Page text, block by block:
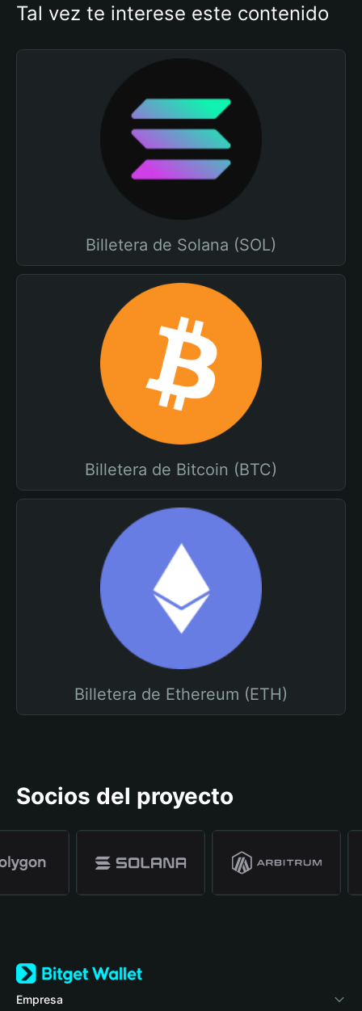
Tal vez te interese este contenido
Billetera de Solana (SOL)
Billetera de Bitcoin (BTC)
Billetera de Ethereum (ETH)
Socios del proyecto
Empresa